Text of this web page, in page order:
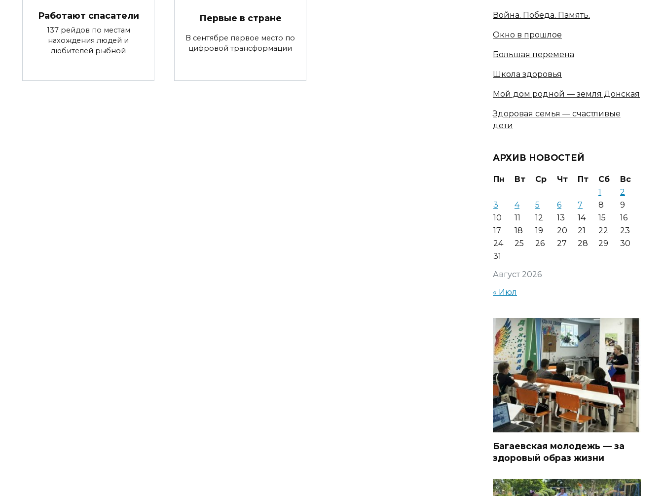
Работают спасатели
137 рейдов по местам
нахождения людей и
любителей рыбной
Первые в стране
В сентябре первое место по
цифровой трансформации
Война. Победа. Память.
Окно в прошлое
Большая перемена
Школа здоровья
Мой дом родной — земля Донская
Здоровая семья — счастливые
дети
АРХИВ НОВОСТЕЙ
Август 2026
Пн Вт Ср Чт Пт Сб
Вс
1
2
3
4 5 6 7 8
9
10
11 12 13 14 15
16
17
18 19 20 21 22
23
24
25 26 27 28 29
30
31
« Июл
Багаевская молодежь — за
здоровый образ жизни